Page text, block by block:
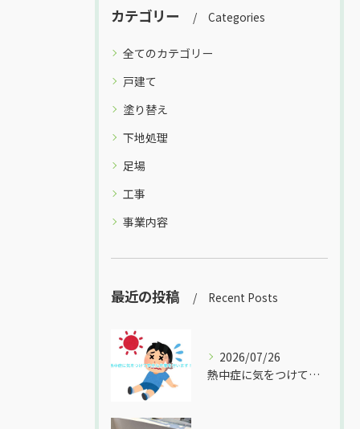
カテゴリー Categories
全てのカテゴリー
戸建て
塗り替え
下地処理
足場
工事
事業内容
最近の投稿 Recent Posts
2026/07/26
熱中症に気をつけて安全な作業を行います！